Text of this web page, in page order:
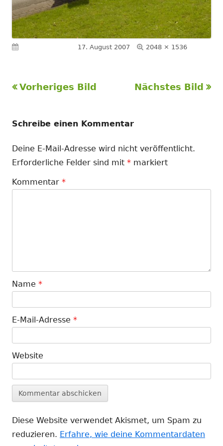
17. August 2007 Volle
2048 × 1536
Vorheriges Bild Nächstes Bild
Schreibe einen Kommentar
Deine E-Mail-Adresse wird nicht veröffentlicht.
Erforderliche Felder sind mit * markiert
Kommentar *
Name *
E-Mail-Adresse *
Website
Diese Website verwendet Akismet, um Spam zu
reduzieren. Erfahre, wie deine Kommentardaten